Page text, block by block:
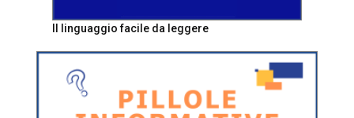
Il linguaggio facile da leggere